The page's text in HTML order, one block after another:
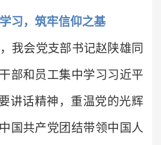
习，筑牢信仰之基
我会党支部书记赵陕雄同
部和员工集中学习习近平
讲话精神，重温党的光辉
国共产党团结带领中国人